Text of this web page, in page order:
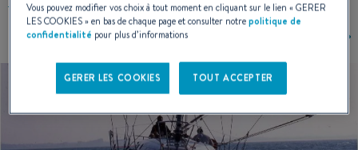
Vous pouvez modifier vos choix à tout moment en cliquant sur le lien «GERER
LES COOKIES» en bas de chaque page et consulter notrepolitique de
confidentialité pour plus d’informations
GERER LES COOKIES TOUT ACCEPTER